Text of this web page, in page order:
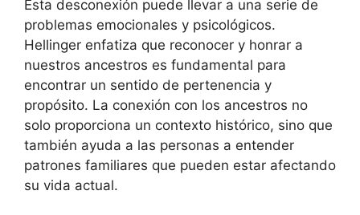
Esta desconexión puede llevar a una serie de
problemas emocionales y psicológicos.
Hellinger enfatiza que reconocer y honrar a
nuestros ancestros es fundamental para
encontrar un sentido de pertenencia y
propósito. La conexión con los ancestros no
solo proporciona un contexto histórico, sino que
también ayuda a las personas a entender
patrones familiares que pueden estar afectando
su vida actual.